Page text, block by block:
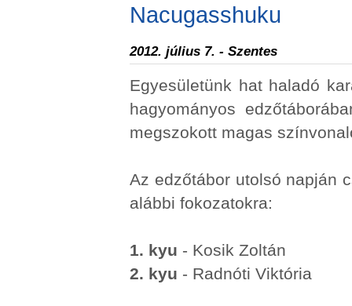
Nacugasshuku
2012. július 7. - Szentes
Egyesületünk hat haladó
hagyományos
megszokott magas
Az edzőtábor utolsó napján
alábbi fokozatokra:
1. kyu - Kosik Zoltán
2. kyu - Radnóti Viktória